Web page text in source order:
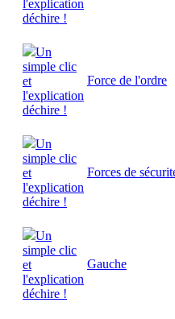
l'explication
déchire !
Un
simple clic
et
l'explication
déchire !
Force de l'ordre
Un
simple clic
et
l'explication
déchire !
Forces de
Un
simple clic
et
l'explication
déchire !
Gauche